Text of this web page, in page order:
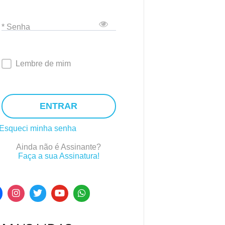
* Senha
Lembre de mim
ENTRAR
Esqueci minha senha
Ainda não é Assinante?
Faça a sua Assinatura!